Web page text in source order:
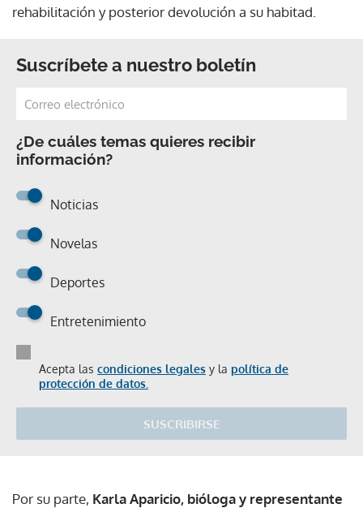
rehabilitación y posterior devolución a su habitad.
Suscríbete a nuestro boletín
¿De cuáles temas quieres recibir
información?
Noticias
Novelas
Deportes
Entretenimiento
Acepta las condiciones legales y la política de
protección de datos.
SUSCRIBIRSE
Por su parte, Karla Aparicio, bióloga y representante